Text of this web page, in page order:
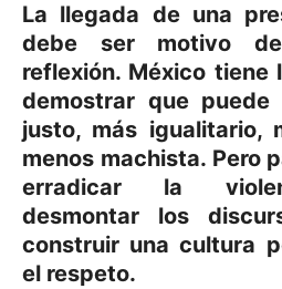
La llegada de una
debe ser motivo
reflexión. México tiene
demostrar que
justo, más igualitario,
menos machista. Pero
erradicar la
desmontar los
construir una cultura
el respeto.